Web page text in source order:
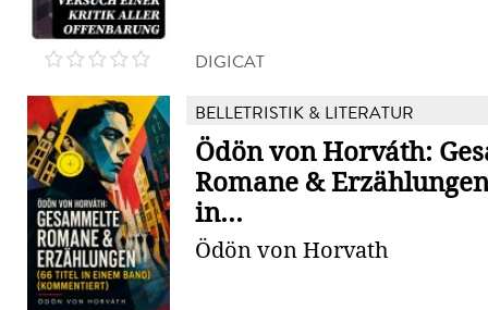
DIGICAT
BELLETRISTIK & LITERATUR
Ödön von Horváth:
Romane &
in...
Ödön von Horvath